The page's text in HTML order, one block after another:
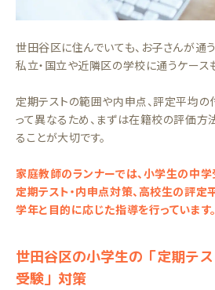
世田谷区に住んでいても、お子さんが通
私立・国立や近隣区の学校に通うケース
定期テストの範囲や内申点、評定平均
って異なるため、まずは在籍校の評価方
ることが大切です。
家庭教師のランナーでは、小学生の中
定期テスト・内申点対策、高校生の評定
学年と目的に応じた指導を行っています。
世田谷区の小学生の「定期テ
受験」対策